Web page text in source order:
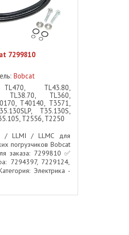
7299810
Bobcat
TL43.80,
TL38.70, TL360,
T40140, T3571,
T35.130S,
T2556, T2250
/ LLMI / LLMC для
погрузчиков Bobcat
заказа: 7299810 ✅
7294397, 7229124,
Электрика -
положением
датчик
...